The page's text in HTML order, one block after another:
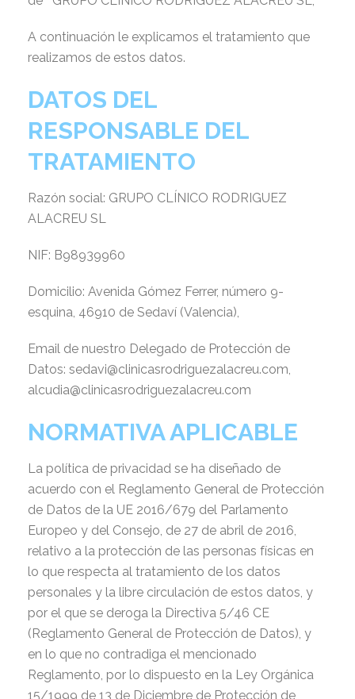
A continuación le explicamos el tratamiento que
realizamos de estos datos.
DATOS DEL
RESPONSABLE DEL
TRATAMIENTO
Razón social: GRUPO CLÍNICO RODRIGUEZ
ALACREU SL
NIF: B98939960
Domicilio: Avenida Gómez Ferrer, número 9-
esquina, 46910 de Sedaví (Valencia),
Email de nuestro Delegado de Protección de
Datos: sedavi@clinicasrodriguezalacreu.com,
alcudia@clinicasrodriguezalacreu.com
NORMATIVA APLICABLE
La política de privacidad se ha diseñado de
acuerdo con el Reglamento General de Protección
de Datos de la UE 2016/679 del Parlamento
Europeo y del Consejo, de 27 de abril de 2016,
relativo a la protección de las personas físicas en
lo que respecta al tratamiento de los datos
personales y la libre circulación de estos datos, y
por el que se deroga la Directiva 5/46 CE
(Reglamento General de Protección de Datos), y
en lo que no contradiga el mencionado
Reglamento, por lo dispuesto en la Ley Orgánica
15/1999 de 13 de Diciembre de Protección de